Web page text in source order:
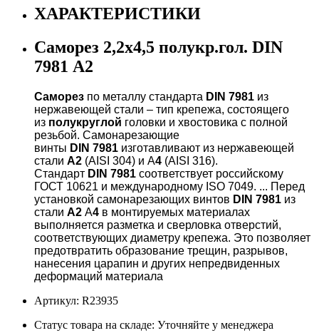
ХАРАКТЕРИСТИКИ
Саморез 2,2х4,5 полукр.гол. DIN
7981 А2
Саморез по металлу стандарта DIN 7981 из
нержавеющей стали – тип крепежа, состоящего
из полукруглой головки и хвостовика с полной
резьбой. Самонарезающие
винты DIN 7981 изготавливают из нержавеющей
стали А2 (AISI 304) и А4 (AISI 316).
Стандарт DIN 7981 соответствует российскому
ГОСТ 10621 и международному ISO 7049. ... Перед
установкой самонарезающих винтов DIN 7981 из
стали А2 А4 в монтируемых материалах
выполняется разметка и сверловка отверстий,
соответствующих диаметру крепежа. Это позволяет
предотвратить образование трещин, разрывов,
нанесения царапин и других непредвиденных
деформаций материала
Артикул: R23935
Статус товара на складе: Уточняйте у менеджера